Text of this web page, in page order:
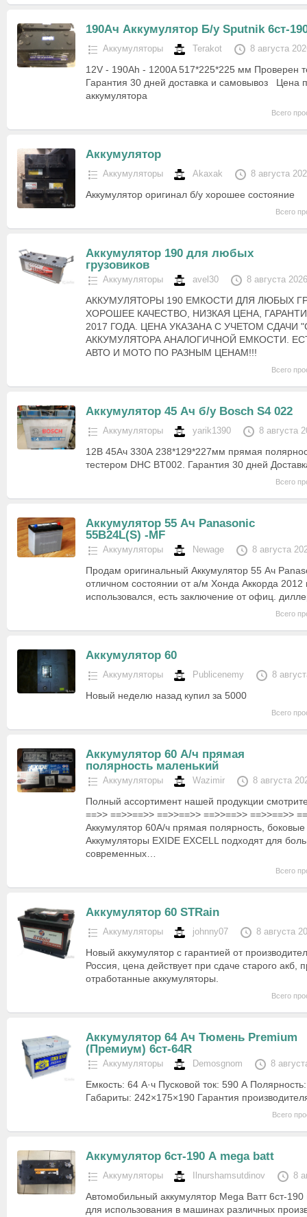
190Ач Аккумулятор Б/у Sputnik 6ст-
Аккумуляторы Terakot 8 августа
12V - 190Ah - 1200A 517*225*225 мм Проверен
Гарантия 30 дней доставка и самовывоз Цена
аккумулятора
Всего
Аккумулятор
Аккумуляторы Akaxak 8 августа
Аккумулятор оригинал б/у хорошее состояние
Всего
Аккумулятор 190 для любых
грузовиков
Аккумуляторы avel30 8 августа 2026
АККУМУЛЯТОРЫ 190 ЕМКОСТИ ДЛЯ ЛЮБЫХ
ХОРОШЕЕ КАЧЕСТВО, НИЗКАЯ ЦЕНА,
2017 ГОДА. ЦЕНА УКАЗАНА С УЧЕТОМ СДАЧИ
АККУМУЛЯТОРА АНАЛОГИЧНОЙ ЕМКОСТИ.
АВТО И МОТО ПО РАЗНЫМ ЦЕНАМ!!!
Всего
Аккумулятор 45 Ач б/у Bosch S4 022
Аккумуляторы yarik1390 8 августа
12В 45Ач 330А 238*129*227мм прямая
тестером DHC BT002. Гарантия 30 дней
Всего
Аккумулятор 55 Ач Panasonic
55B24L(S) -MF
Аккумуляторы Newage 8 августа
Продам оригинальный Аккумулятор 55 Ач
отличном состоянии от а/м Хонда Аккорда 2012
использовался, есть заключение от офиц.
Всего
Аккумулятор 60
Аккумуляторы Publicenemy 8
Новый неделю назад купил за 5000
Всего
Аккумулятор 60 А/ч прямая
полярность маленький
Аккумуляторы Wazimir 8 августа
Полный ассортимент нашей продукции
==>> ==>>==>> ==>>==>> ==>>==>> ==>>==>>
Аккумулятор 60А/ч прямая полярность,
Аккумуляторы EXIDE EXCELL подходят для
современных…
Всего
Аккумулятор 60 STRain
Аккумуляторы johnny07 8 августа
Новый аккумулятор с гарантией от
Россия, цена действует при сдаче старого акб,
отработанные аккумуляторы.
Всего
Аккумулятор 64 Ач Тюмень Premium
(Премиум) 6ст-64R
Аккумуляторы Demosgnom 8
Емкость: 64 А·ч Пусковой ток: 590 А
Габариты: 242×175×190 Гарантия
Всего
Аккумулятор 6ст-190 А mega batt
Аккумуляторы Ilnurshamsutdinov 8
Автомобильный аккумулятор Mega Ватт 6ст-190
для использования в машинах различных